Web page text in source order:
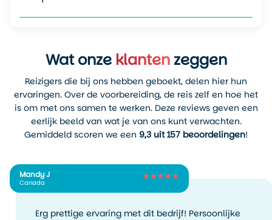
Wat onzeklantenzeggen
Reizigers die bij ons hebben geboekt, delen hier hun
ervaringen. Over de voorbereiding, de reis zelf en hoe het
is om met ons samen te werken. Deze reviews geven een
eerlijk beeld van wat je van ons kunt verwachten.
Gemiddeld scoren we een 9,3 uit 157 beoordelingen!
Mandy J
Canada
Erg prettige ervaring met dit bedrijf! Persoonlijke